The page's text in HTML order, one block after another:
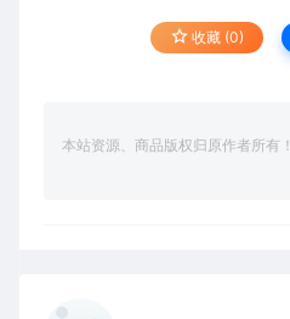
收藏 (0)
本站资源、商品版权归原作者所有！